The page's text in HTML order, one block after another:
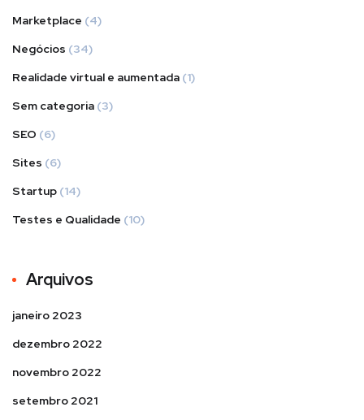
Marketplace (4)
Negócios (34)
Realidade virtual e aumentada (1)
Sem categoria (3)
SEO (6)
Sites (6)
Startup (14)
Testes e Qualidade (10)
Arquivos
janeiro 2023
dezembro 2022
novembro 2022
setembro 2021